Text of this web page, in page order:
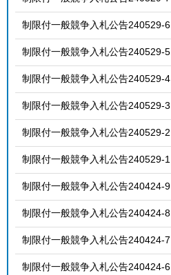
制限付一般競争入札公告240529-6
制限付一般競争入札公告240529-5
制限付一般競争入札公告240529-4
制限付一般競争入札公告240529-3
制限付一般競争入札公告240529-2
制限付一般競争入札公告240529-1
制限付一般競争入札公告240424-9
制限付一般競争入札公告240424-8
制限付一般競争入札公告240424-7
制限付一般競争入札公告240424-6